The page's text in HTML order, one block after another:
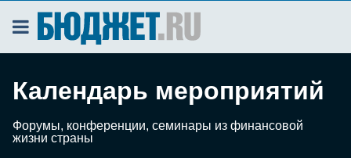
Календарь мероприятий
Форумы, конференции, семинары из финансовой
жизни страны